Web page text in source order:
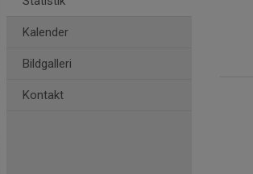
Kalender
Bildgalleri
Kontakt